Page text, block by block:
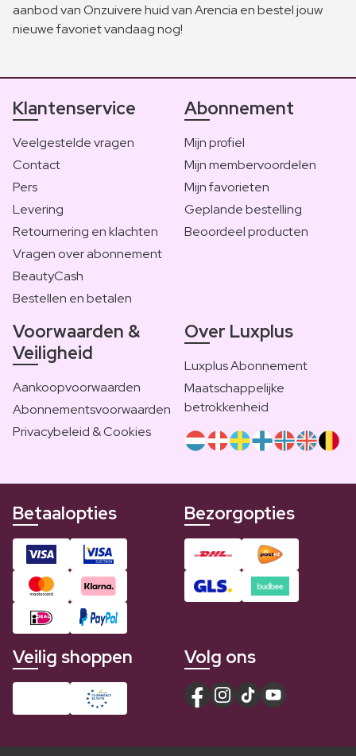
aanbod van Onzuivere huid van Arencia en bestel jouw
nieuwe favoriet vandaag nog!
Klantenservice
Veelgestelde vragen
Contact
Pers
Levering
Retournering en klachten
Vragen over abonnement
BeautyCash
Bestellen en betalen
Abonnement
Mijn profiel
Mijn membervoordelen
Mijn favorieten
Geplande bestelling
Beoordeel producten
Voorwaarden &
Veiligheid
Aankoopvoorwaarden
Abonnementsvoorwaarden
Privacybeleid & Cookies
Over Luxplus
Luxplus Abonnement
Maatschappelijke
betrokkenheid
Betaalopties Bezorgopties
Veilig shoppen Volg ons